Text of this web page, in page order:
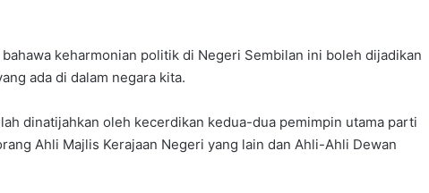
keharmonian politik di Negeri Sembilan ini boleh dijadikan
ada di dalam negara kita.
dinatijahkan oleh kecerdikan kedua-dua pemimpin utama parti
Ahli Majlis Kerajaan Negeri yang lain dan Ahli-Ahli Dewan